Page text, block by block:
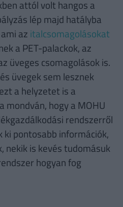
attól volt hangos a
lép majd hatályba
az italcsomagolásokat
a PET-palackok, az
üveges csomagolások is.
üvegek sem lesznek
a helyzetet is a
mondván, hogy a MOHU
rendszerről
pontosabb információk,
nekik is kevés tudomásuk
hogyan fog